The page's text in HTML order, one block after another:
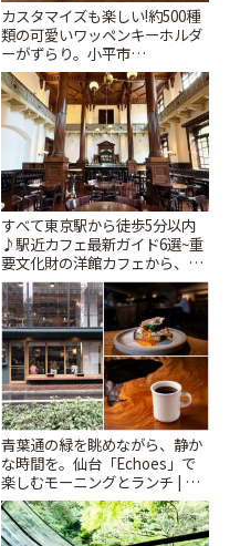
カスタマイズも楽しい!約500種
類の可愛いワッペンキーホルダ
ーがずらり。小平市
「Kimamaya T&K」 | ことりっ
ぷ
すべて東京駅から徒歩5分以内
♪駅近カフェ最新ガイド6選~重
要文化財の洋館カフェから、改
札すぐのレトロ喫茶まで~ | こと
りっぷ
青葉通の緑を眺めながら、静か
な時間を。仙台「Echoes」で
楽しむモーニングとランチ | こ
とりっぷ